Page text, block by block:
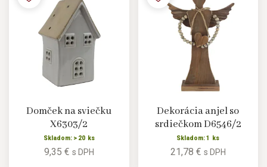
Domček na sviečku
X6303/2
Skladom: > 20 ks
9,35 € s DPH
Dekorácia anjel so
srdiečkom D6546/2
Skladom: 1 ks
21,78 € s DPH